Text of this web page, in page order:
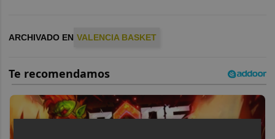
ARCHIVADO EN VALENCIA BASKET